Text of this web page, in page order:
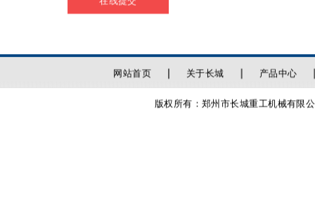
版权所有：郑州市长城重工机械有
网站首页 关于长城 产品中心